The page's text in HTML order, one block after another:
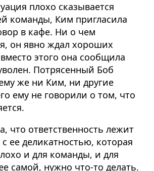
плохо сказывается
команды, Ким пригласила
в кафе. Ни о чем
он явно ждал хороших
этого она сообщила
Потрясенный Боб
же ни Ким, ни другие
ему не говорили о том, что
что ответственность лежит
ее деликатностью, которая
и для команды, и для
самой, нужно что-то делать.